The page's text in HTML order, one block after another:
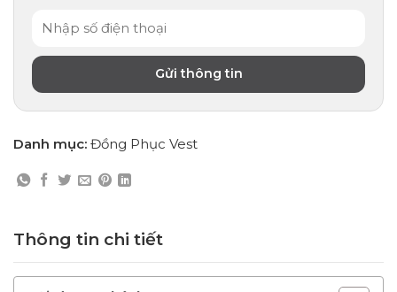
Danh mục: Đồng Phục Vest
Thông tin chi tiết